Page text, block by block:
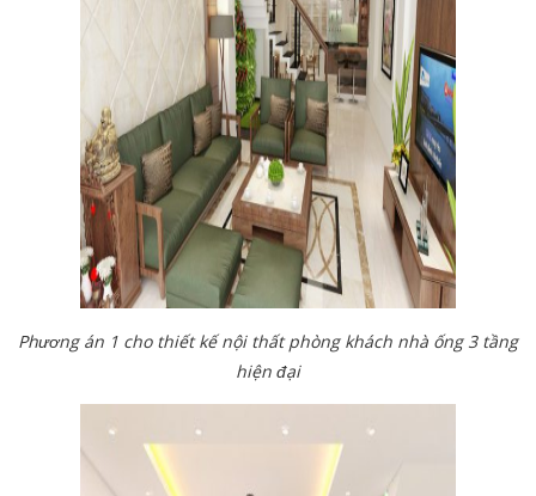
Phương án 1 cho thiết kế nội thất phòng khách nhà ống 3 tầng
hiện đại